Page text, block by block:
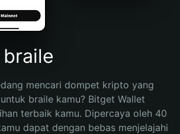
mencari dompet kripto yang
braile kamu? Bitget Wallet
terbaik kamu. Dipercaya oleh 40
dapat dengan bebas menjelajahi